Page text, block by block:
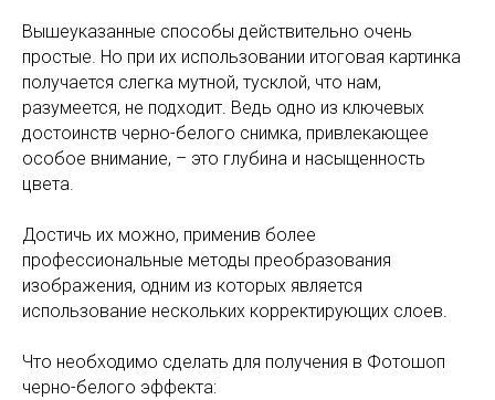
Вышеуказанные способы действительно очень
простые. Но при их использовании итоговая картинка
получается слегка мутной, тусклой, что нам,
разумеется, не подходит. Ведь одно из ключевых
достоинств черно-белого снимка, привлекающее
особое внимание, – это глубина и насыщенность
цвета.
Достичь их можно, применив более
профессиональные методы преобразования
изображения, одним из которых является
использование нескольких корректирующих слоев.
Что необходимо сделать для получения в Фотошоп
черно-белого эффекта: